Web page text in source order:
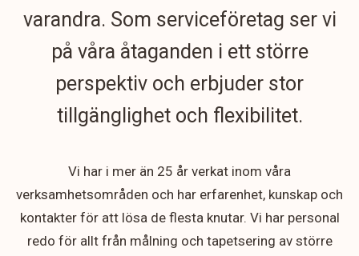
varandra. Som serviceföretag ser vi
på våra åtaganden i ett större
perspektiv och erbjuder stor
tillgänglighet och flexibilitet.
Vi har i mer än 25 år verkat inom våra
verksamhetsområden och har erfarenhet, kunskap och
kontakter för att lösa de flesta knutar. Vi har personal
redo för allt från målning och tapetsering av större